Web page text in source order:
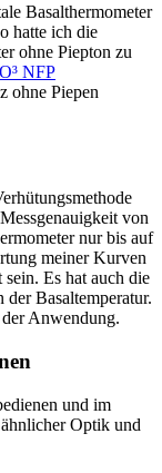
Basalthermometer
hatte ich die
ohne Piepton zu
NFP
ohne Piepen
von
nur bis auf
meiner Kurven
Es hat auch die
Basaltemperatur.
Anwendung.
und im
Optik und